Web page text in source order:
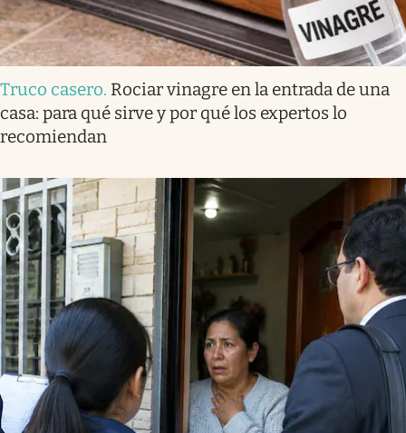
Truco casero. Rociar vinagre en la entrada de una
casa: para qué sirve y por qué los expertos lo
recomiendan